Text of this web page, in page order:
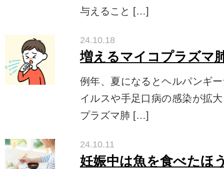
与えること […]
24.10.18
増えるマイコプラズマ
例年、夏になるとヘルパンギ
イルスや手足口病の感染が拡
プラズマ肺 […]
24.10.11
妊娠中は魚を食べたほ